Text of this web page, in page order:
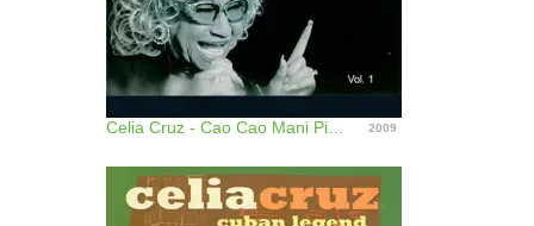
Celia Cruz - Cao Cao Mani Picao, Vol. 1 2009